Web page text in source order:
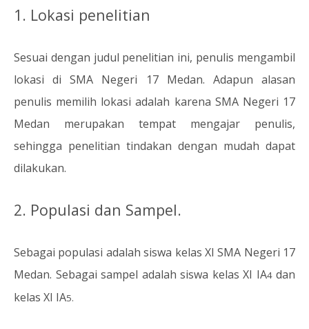
1. Lokasi penelitian
Sesuai dengan judul penelitian ini, penulis mengambil
lokasi di SMA Negeri 17 Medan. Adapun alasan
penulis memilih lokasi adalah karena SMA Negeri 17
Medan merupakan tempat mengajar penulis,
sehingga penelitian tindakan dengan mudah dapat
dilakukan.
2. Populasi dan Sampel.
Sebagai populasi adalah siswa kelas XI SMA Negeri 17
Medan. Sebagai sampel adalah siswa kelas XI IA4dan
kelas XI IA5.